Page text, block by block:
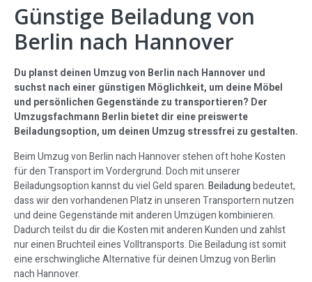
Günstige Beiladung von
Berlin nach Hannover
Du planst deinen Umzug von Berlin nach Hannover und
suchst nach einer günstigen Möglichkeit, um deine Möbel
und persönlichen Gegenstände zu transportieren? Der
Umzugsfachmann Berlin bietet dir eine preiswerte
Beiladungsoption, um deinen Umzug stressfrei zu gestalten.
Beim Umzug von Berlin nach Hannover stehen oft hohe Kosten
für den Transport im Vordergrund. Doch mit unserer
Beiladungsoption kannst du viel Geld sparen.Beiladungbedeutet,
dass wir den vorhandenen Platz in unseren Transportern nutzen
und deine Gegenstände mit anderen Umzügen kombinieren.
Dadurch teilst du dir die Kosten mit anderen Kunden und zahlst
nur einen Bruchteil eines Volltransports. Die Beiladung ist somit
eine erschwingliche Alternative für deinen Umzug von Berlin
nach Hannover.